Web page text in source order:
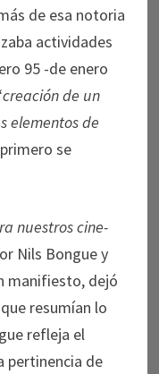
de esa notoria
actividades
95 -de enero
creación de un
elementos de
se
nuestros cine-
Nils Bongue y
manifiesto, dejó
resumían lo
refleja el
pertinencia de